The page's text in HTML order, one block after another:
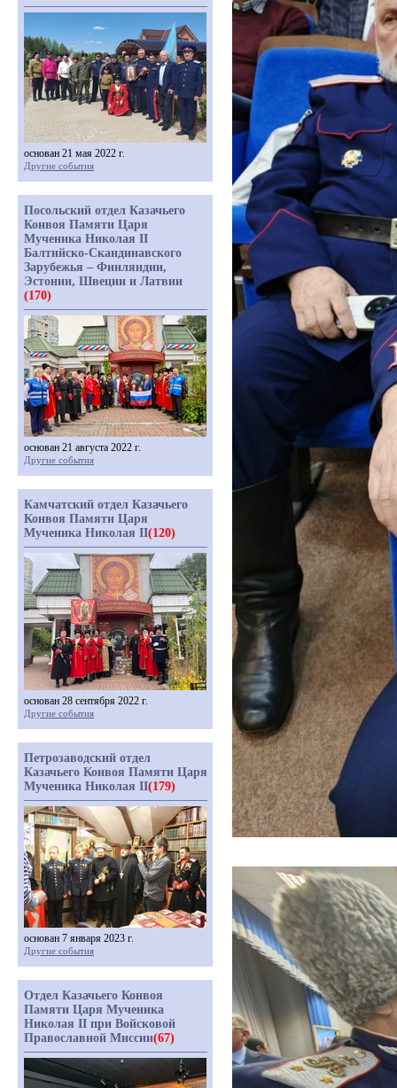
основан 21 мая 2022 г.
Другие события
Посольский отдел Казачьего
Конвоя Памяти Царя
Мученика Николая II
Балтийско-Скандинавского
Зарубежья – Финляндии,
Эстонии, Швеции и Латвии
(170)
основан 21 августа 2022 г.
Другие события
Камчатский отдел Казачьего
Конвоя Памяти Царя
Мученика Николая II(120)
основан 28 сентября 2022 г.
Другие события
Петрозаводский отдел
Казачьего Конвоя Памяти Царя
Мученика Николая II(179)
основан 7 января 2023 г.
Другие события
Отдел Казачьего Конвоя
Памяти Царя Мученика
Николая II при Войсковой
Православной Миссии(67)